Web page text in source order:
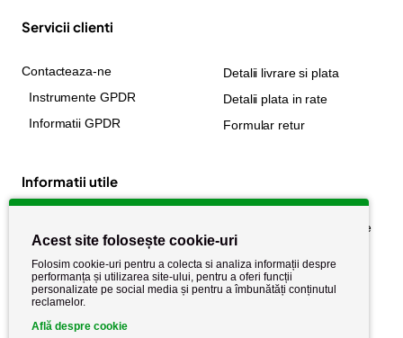
Servicii clienti
Contacteaza-ne
Instrumente GPDR
Informatii GPDR
Detalii livrare si plata
Detalii plata in rate
Formular retur
Informatii utile
Politica de cookie
Politica de confidențialitate
Termeni si conditii
Acest site folosește cookie-uri
Folosim cookie-uri pentru a colecta si analiza informații despre
performanța și utilizarea site-ului, pentru a oferi funcții
personalizate pe social media și pentru a îmbunătăți conținutul
reclamelor.
Află despre cookie